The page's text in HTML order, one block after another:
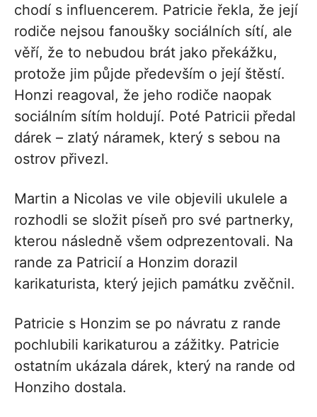
chodí s influencerem. Patricie řekla, že její
rodiče nejsou fanoušky sociálních sítí, ale
věří, že to nebudou brát jako překážku,
protože jim půjde především o její štěstí.
Honzi reagoval, že jeho rodiče naopak
sociálním sítím holdují. Poté Patricii předal
dárek – zlatý náramek, který s sebou na
ostrov přivezl.
Martin a Nicolas ve vile objevili ukulele a
rozhodli se složit píseň pro své partnerky,
kterou následně všem odprezentovali. Na
rande za Patricií a Honzim dorazil
karikaturista, který jejich památku zvěčnil.
Patricie s Honzim se po návratu z rande
pochlubili karikaturou a zážitky. Patricie
ostatním ukázala dárek, který na rande od
Honziho dostala.